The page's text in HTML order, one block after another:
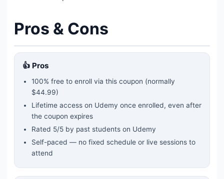
Pros & Cons
👍 Pros
100% free to enroll via this coupon (normally
$44.99)
Lifetime access on Udemy once enrolled, even after
the coupon expires
Rated 5/5 by past students on Udemy
Self-paced — no fixed schedule or live sessions to
attend